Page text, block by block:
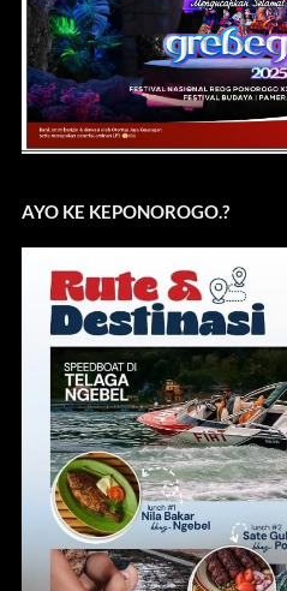
AYO KE KEPONOROGO.?